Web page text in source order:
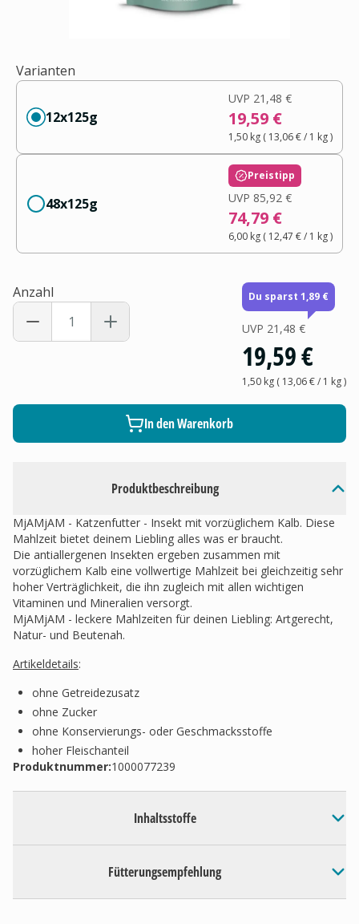
Produktbeschreibung
MjAMjAM - Katzenfutter - Insekt mit vorzüglichem Kalb. Diese
Mahlzeit bietet deinem Liebling alles was er braucht.
Die antiallergenen Insekten ergeben zusammen mit
vorzüglichem Kalb eine vollwertige Mahlzeit bei gleichzeitig sehr
hoher Verträglichkeit, die ihn zugleich mit allen wichtigen
Vitaminen und Mineralien versorgt.
MjAMjAM - leckere Mahlzeiten für deinen Liebling: Artgerecht,
Natur- und Beutenah.
Artikeldetails:
ohne Getreidezusatz
ohne Zucker
ohne Konservierungs- oder Geschmacksstoffe
hoher Fleischanteil
Produktnummer:1000077239
Inhaltsstoffe
Fütterungsempfehlung
Varianten
12x125g
UVP 21,48 €
19,59 €
1,50 kg( 13,06 €/ 1 kg)
48x125g
Preistipp
UVP 85,92 €
74,79 €
6,00 kg( 12,47 €/ 1 kg)
Anzahl Du sparst 1,89 €
UVP 21,48 €
19,59 €
1,50 kg( 13,06 €/ 1 kg)
In den Warenkorb